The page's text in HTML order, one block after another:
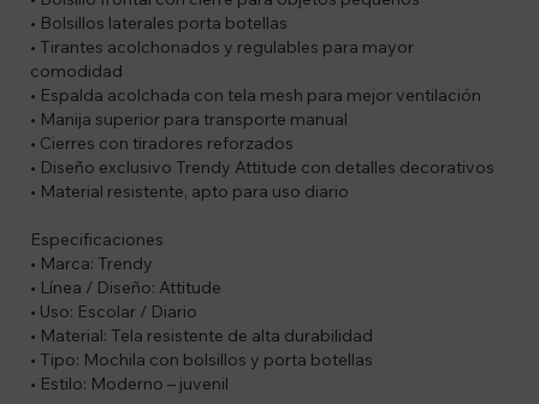
• Bolsillos laterales porta botellas
• Tirantes acolchonados y regulables para mayor
comodidad
• Espalda acolchada con tela mesh para mejor ventilación
• Manija superior para transporte manual
• Cierres con tiradores reforzados
• Diseño exclusivo Trendy Attitude con detalles decorativos
• Material resistente, apto para uso diario
Especificaciones
• Marca: Trendy
• Línea / Diseño: Attitude
• Uso: Escolar / Diario
• Material: Tela resistente de alta durabilidad
• Tipo: Mochila con bolsillos y porta botellas
• Estilo: Moderno – juvenil